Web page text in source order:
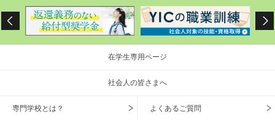
在学生専用ページ
社会人の皆さまへ
専門学校とは？ よくあるご質問